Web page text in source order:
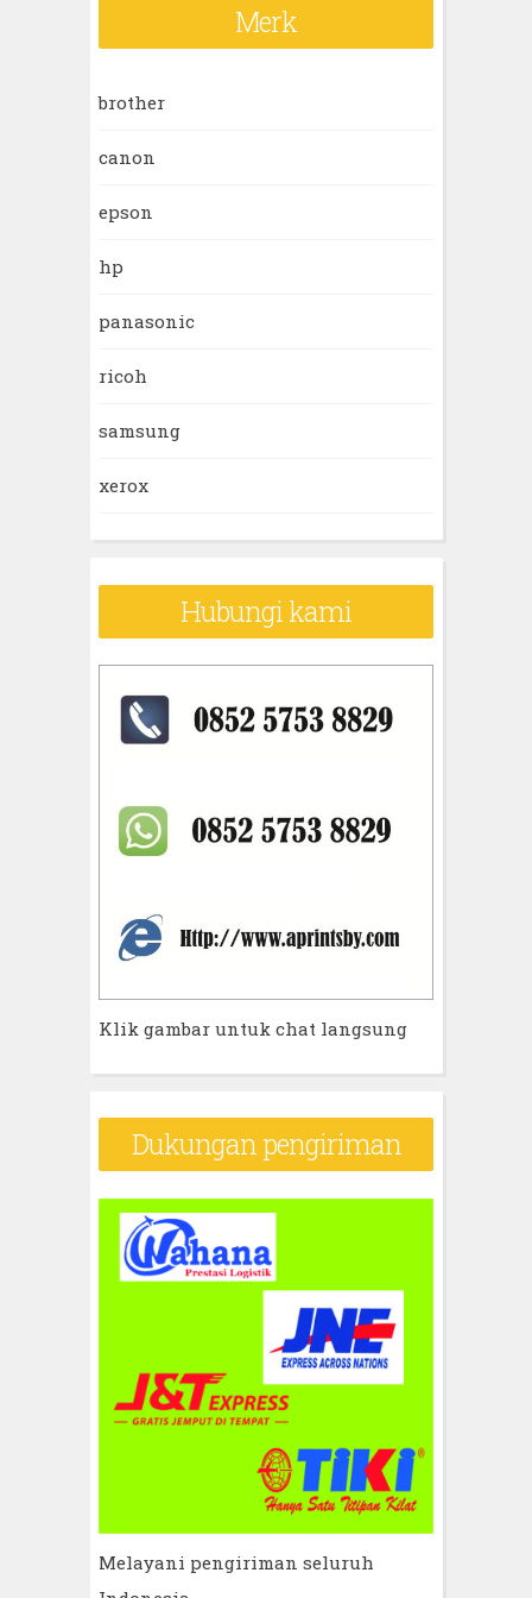
Merk
brother
canon
epson
hp
panasonic
ricoh
samsung
xerox
Hubungi kami
Klik gambar untuk chat langsung
Dukungan pengiriman
Melayani pengiriman seluruh